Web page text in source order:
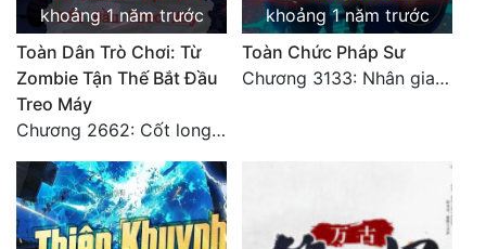
khoảng 1 năm trước
Toàn Dân Trò Chơi: Từ
Zombie Tận Thế Bắt Đầu
Treo Máy
Chương 2662: Cốt long tiểu đội
khoảng 1 năm trước
Toàn Chức Pháp Sư
Chương 3133: Nhân gian, không thể trêu vào